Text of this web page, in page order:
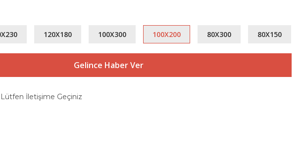
120X180 100X300 100X200 80X300 80X150
Gelince Haber Ver
İletişime Geçiniz